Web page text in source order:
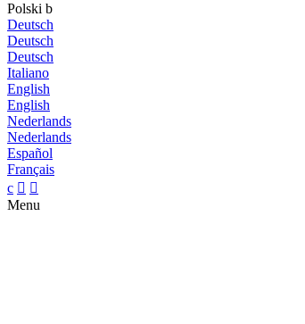
Polski b
Deutsch
Deutsch
Deutsch
Italiano
English
English
Nederlands
Nederlands
Español
Français
c  
Menu